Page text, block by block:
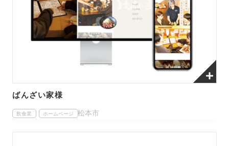
ばんざい家様
飲食業 ホームページ 松本市